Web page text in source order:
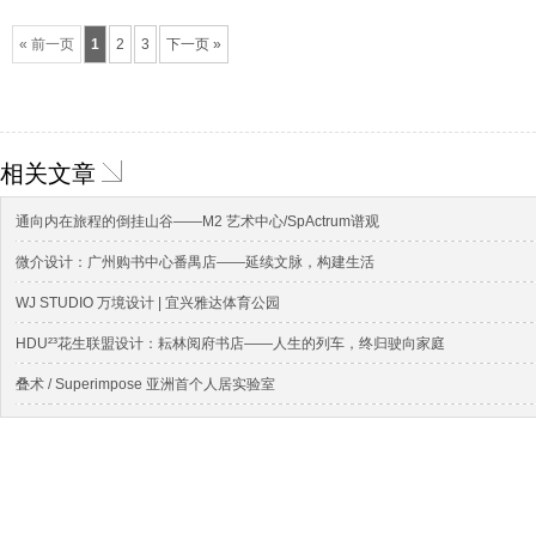
« 前一页 1 2 3 下一页 »
相关文章
通向内在旅程的倒挂山谷——M2 艺术中心/SpActrum谱观
微介设计：广州购书中心番禺店——延续文脉，构建生活
WJ STUDIO 万境设计 | 宜兴雅达体育公园
HDU²³花生联盟设计：耘林阅府书店——人生的列车，终归驶向家庭
叠术 / Superimpose 亚洲⾸个⼈居实验室